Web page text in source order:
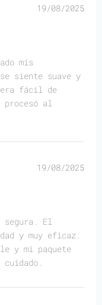
19/08/2025
mis
siente suave y
fácil de
procesó al
19/08/2025
segura. El
y muy eficaz.
y mi paquete
cuidado.